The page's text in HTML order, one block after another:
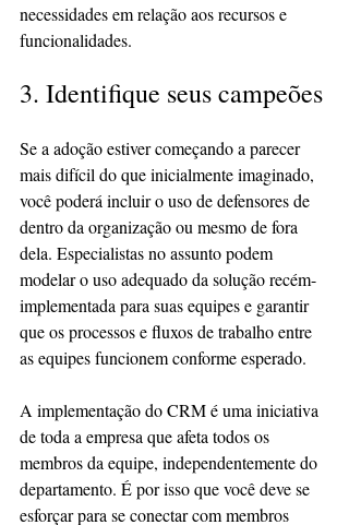
necessidades em relação aos recursos e
funcionalidades.
3. Identifique seus campeões
Se a adoção estiver começando a parecer
mais difícil do que inicialmente imaginado,
você poderá incluir o uso de defensores de
dentro da organização ou mesmo de fora
dela. Especialistas no assunto podem
modelar o uso adequado da solução recém-
implementada para suas equipes e garantir
que os processos e fluxos de trabalho entre
as equipes funcionem conforme esperado.
A implementação do CRM é uma iniciativa
de toda a empresa que afeta todos os
membros da equipe, independentemente do
departamento. É por isso que você deve se
esforçar para se conectar com membros